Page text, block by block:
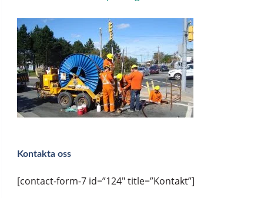
Kontakta oss
[contact-form-7 id=”124″ title=”Kontakt”]